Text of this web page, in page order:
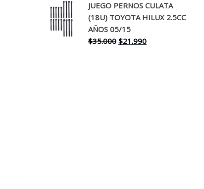
original
era:
$30.000.
actual
es:
$17.990.
JUEGO PERNOS CULATA
(18U) TOYOTA HILUX 2.5CC
AÑOS 05/15
$35.000 El
$21.990El